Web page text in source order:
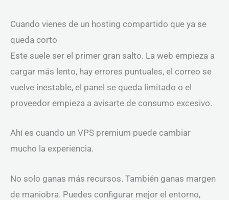
Cuando vienes de un hosting compartido que ya se
queda corto
Este suele ser el primer gran salto. La web empieza a
cargar más lento, hay errores puntuales, el correo se
vuelve inestable, el panel se queda limitado o el
proveedor empieza a avisarte de consumo excesivo.
Ahí es cuando un VPS premium puede cambiar
mucho la experiencia.
No solo ganas más recursos. También ganas margen
de maniobra. Puedes configurar mejor el entorno,